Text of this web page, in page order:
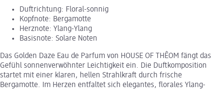
Duftrichtung: Floral-sonnig
Kopfnote: Bergamotte
Herznote: Ylang-Ylang
Basisnote: Solare Noten
Das Golden Daze Eau de Parfum von HOUSE OF THÊOM fängt das
Gefühl sonnenverwöhnter Leichtigkeit ein. Die Duftkomposition
startet mit einer klaren, hellen Strahlkraft durch frische
Bergamotte. Im Herzen entfaltet sich elegantes, florales Ylang-